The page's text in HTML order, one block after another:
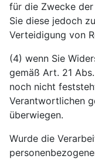
für die Zwecke
Sie diese jedoch
Verteidigung von
(4) wenn Sie
gemäß Art. 21
noch nicht
Verantwortlichen
überwiegen.
Wurde die